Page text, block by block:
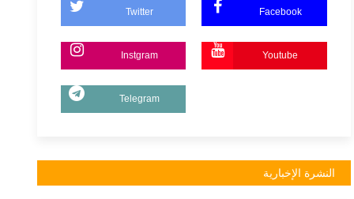
Twitter Facebook
Instgram Youtube
Telegram
النشرة الإخبارية